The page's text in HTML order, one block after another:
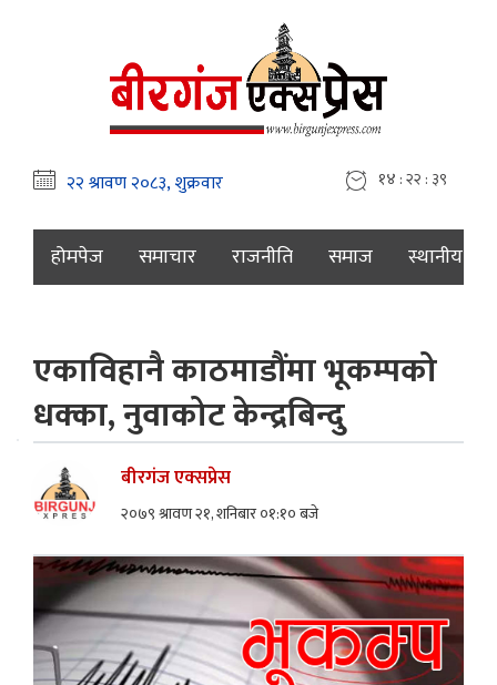
१४ : २२ : ४०
होमपेज समाचार राजनीति समाज स्थानीय
एकाविहानै काठमाडौंमा भूकम्पको
धक्का, नुवाकोट केन्द्रबिन्दु
बीरगंज एक्सप्रेस
२०७९ श्रावण २१, शनिबार ०१:१० बजे